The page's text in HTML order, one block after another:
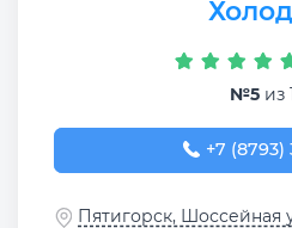
№5 из
+7 (8793)
+7 (8793)
Пятигорск, Шоссейная